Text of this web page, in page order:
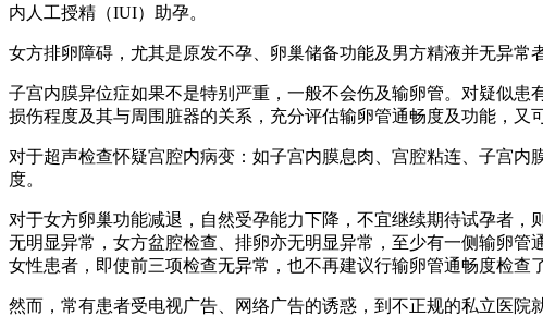
内人工授精（IUI）助孕。
女方排卵障碍，尤其是原发不孕、卵巢储备功能及男方精液并无异常
子宫内膜异位症如果不是特别严重，一般不会伤及输卵管。对疑似
损伤程度及其与周围脏器的关系，充分评估输卵管通畅度及功能，又
对于超声检查怀疑宫腔内病变：如子宫内膜息肉、宫腔粘连、子宫
度。
对于女方卵巢功能减退，自然受孕能力下降，不宜继续期待试孕者
无明显异常，女方盆腔检查、排卵亦无明显异常，至少有一侧输卵
女性患者，即使前三项检查无异常，也不再建议行输卵管通畅度检
然而，常有患者受电视广告、网络广告的诱惑，到不正规的私立医